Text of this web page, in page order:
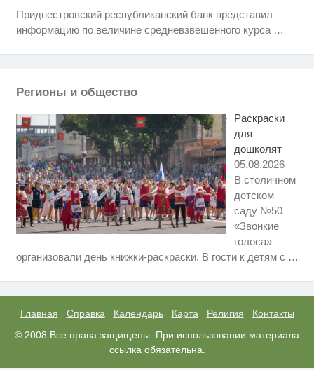
Приднестровский республиканский банк представил
информацию по величине средневзвешенного курса …
Регионы и общество
Раскраски
для
дошколят
05.08.2026
В столичном
детском
саду №50
«Звонкие
голоса»
организовали день книжки-раскраски. В гости к детям с …
Главная Справка Календарь Карта Религия
Контакты
© 2008 Все права защищены. При использовании материала
ссылка обязательна.
i
Этот танец невесты оставит вас
Почему ледовые шоу Плющенко
Депутаты — против
всех?
а смеяться вы будете долго
когда их не видят...
i
Ролик из Омска: вы будете
смеяться долго